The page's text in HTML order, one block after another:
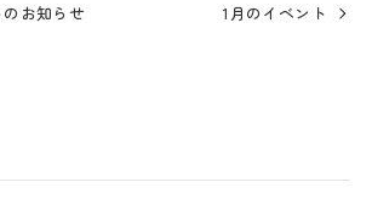
お知らせ 1月のイベント